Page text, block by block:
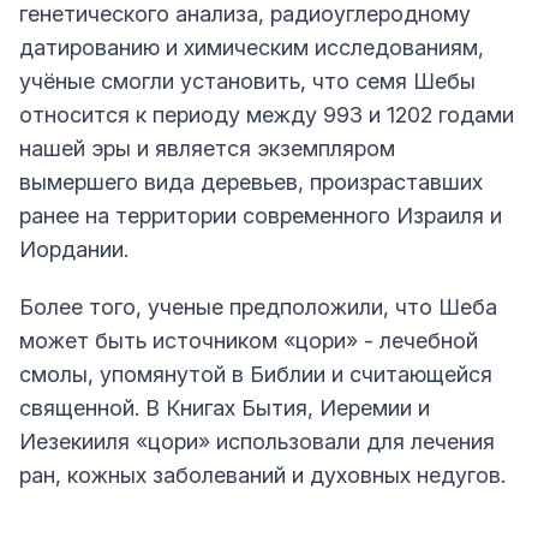
генетического анализа, радиоуглеродному
датированию и химическим исследованиям,
учёные смогли установить, что семя Шебы
относится к периоду между 993 и 1202 годами
нашей эры и является экземпляром
вымершего вида деревьев, произраставших
ранее на территории современного Израиля и
Иордании.
Более того, ученые предположили, что Шеба
может быть источником «цори» - лечебной
смолы, упомянутой в Библии и считающейся
священной. В Книгах Бытия, Иеремии и
Иезекииля «цори» использовали для лечения
ран, кожных заболеваний и духовных недугов.